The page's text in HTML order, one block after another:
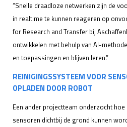
“Snelle draadloze netwerken zijn de
in realtime te kunnen reageren op
for Research and Transfer bij
ontwikkelen met behulp van AI-
en toepassingen en blijven leren.”
REINIGINGSSYSTEEM VOOR
OPLADEN DOOR ROBOT
Een ander projectteam onderzocht hoe
sensoren dichtbij de grond kunnen